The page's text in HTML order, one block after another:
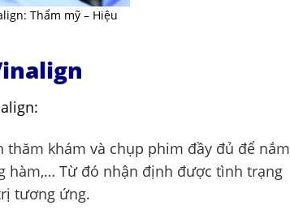
Thẩm mỹ – Hiệu
thăm khám và chụp phim đầy đủ để nắm
hàm,… Từ đó nhận định được tình trạng
tương ứng.